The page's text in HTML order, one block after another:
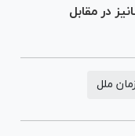
در مقابل
ملل